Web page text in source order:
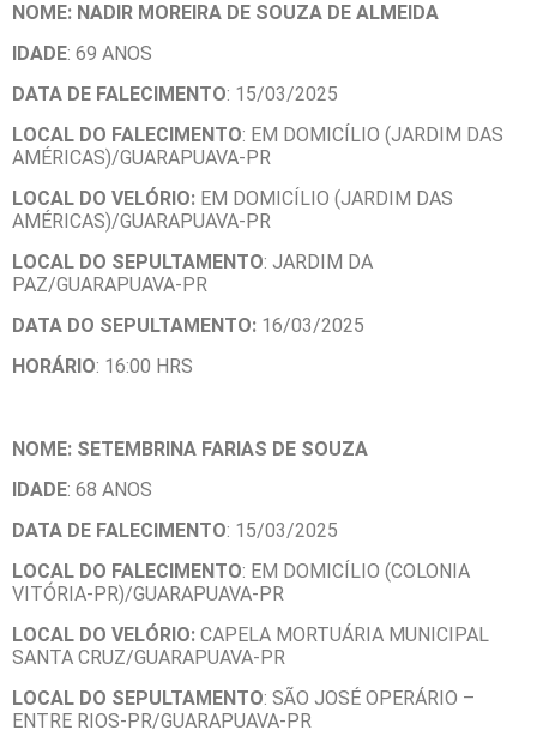
NOME: NADIR MOREIRA DE SOUZA DE ALMEIDA
IDADE: 69 ANOS
DATA DE FALECIMENTO: 15/03/2025
LOCAL DO FALECIMENTO: EM DOMICÍLIO (JARDIM DAS
AMÉRICAS)/GUARAPUAVA-PR
LOCAL DO VELÓRIO: EM DOMICÍLIO (JARDIM DAS
AMÉRICAS)/GUARAPUAVA-PR
LOCAL DO SEPULTAMENTO: JARDIM DA
PAZ/GUARAPUAVA-PR
DATA DO SEPULTAMENTO: 16/03/2025
HORÁRIO: 16:00 HRS
NOME: SETEMBRINA FARIAS DE SOUZA
IDADE: 68 ANOS
DATA DE FALECIMENTO: 15/03/2025
LOCAL DO FALECIMENTO: EM DOMICÍLIO (COLONIA
VITÓRIA-PR)/GUARAPUAVA-PR
LOCAL DO VELÓRIO: CAPELA MORTUÁRIA MUNICIPAL
SANTA CRUZ/GUARAPUAVA-PR
LOCAL DO SEPULTAMENTO: SÃO JOSÉ OPERÁRIO –
ENTRE RIOS-PR/GUARAPUAVA-PR